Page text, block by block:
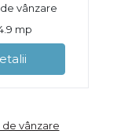
vânzare
mp
vânzare